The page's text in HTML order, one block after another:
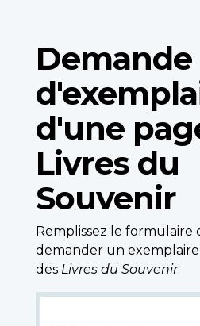
Demande
d'une
Livres du
Souvenir
Remplissez le formulaire
demander un exemplaire
des Livres du Souvenir.